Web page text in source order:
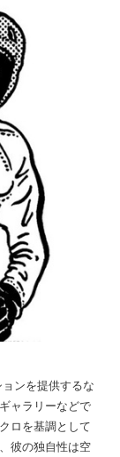
ンを提供するな
ャラリーなどで
ロを基調として
彼の独自性は空